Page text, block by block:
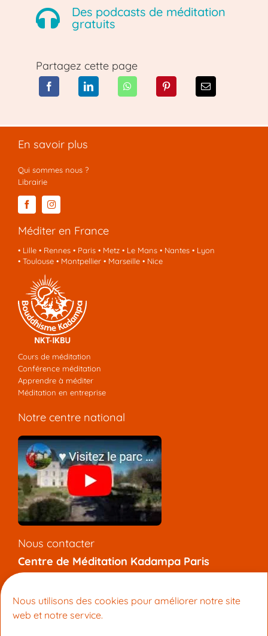
Nous utilisons des cookies pour améliorer notre site
web et notre service.
Des podcasts de méditation
gratuits
Partagez cette page
En savoir plus
Qui sommes nous ?
Librairie
Méditer en France
• Lille• Rennes• Paris• Metz• Le Mans• Nantes• Lyon
• Toulouse• Montpellier• Marseille• Nice
Cours de méditation
Conférence méditation
Apprendre à méditer
Méditation en entreprise
Notre centre national
Nous contacter
Centre de Méditation Kadampa Paris
7 rue de l’Aqueduc, 75010 Paris
+33 (0) 9 81 92 47 12
info@meditation-paris.org